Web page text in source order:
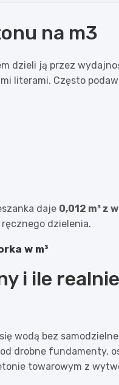
na m3
dzieli ją przez
literami. Często
daje 0,012 m³ z
dzielenia.
w m³
i ile
wodą bez
drobne fundamenty,
towarowym z